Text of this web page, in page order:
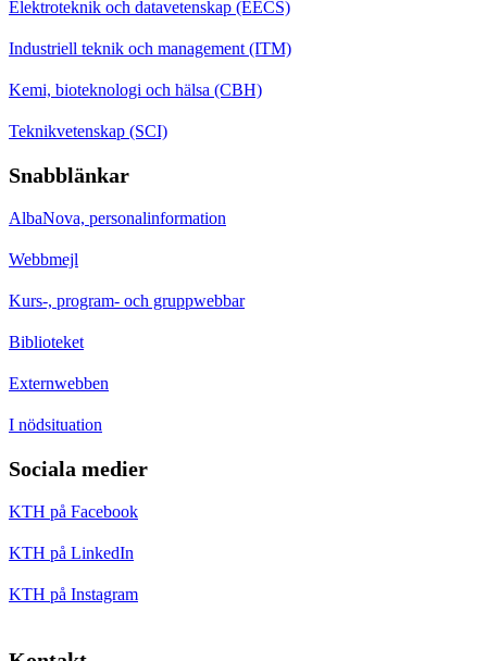
Elektroteknik och datavetenskap (EECS)
Industriell teknik och management (ITM)
Kemi, bioteknologi och hälsa (CBH)
Teknikvetenskap (SCI)
Snabblänkar
AlbaNova, personalinformation
Webbmejl
Kurs-, program- och gruppwebbar
Biblioteket
Externwebben
I nödsituation
Sociala medier
KTH på Facebook
KTH på LinkedIn
KTH på Instagram